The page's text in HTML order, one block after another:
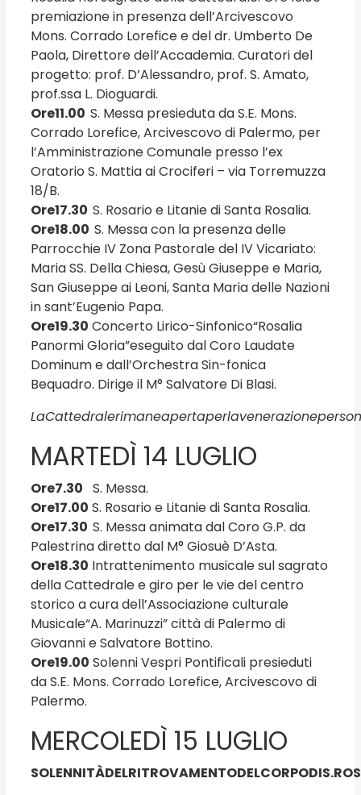
premiazione in presenza dell’Arcivescovo
Mons. Corrado Lorefice e del dr. Umberto De
Paola, Direttore dell’Accademia. Curatori del
progetto: prof. D’Alessandro, prof. S. Amato,
prof.ssa L. Dioguardi.
Ore11.00 S. Messa presieduta da S.E. Mons.
Corrado Lorefice, Arcivescovo di Palermo, per
l’Amministrazione Comu­nale presso l’ex
Oratorio S. Mattia ai Crociferi – via Torremuzza
18/B.
Ore17.30 S. Rosario e Litanie di Santa Rosalia.
Ore18.00 S. Messa con la presenza delle
Parrocchie IV Zona Pastorale del IV Vicariato:
Maria SS. Della Chiesa, Gesù Giuseppe e Maria,
San Giuseppe ai Leoni, Santa Maria delle Nazioni
in sant’Eugenio Papa.
Ore19.30 Concerto Lirico-Sinfonico“Rosalia
Panormi Gloria”eseguito dal Coro Laudate
Dominum e dall’Orchestra Sin-fonica
Bequadro. Dirige il M° Salvatore Di Blasi.
LaCattedralerimaneapertaperlavenerazione
MARTEDÌ 14 LUGLIO
Ore7.30 S. Messa.
Ore17.00 S. Rosario e Litanie di Santa Rosalia.
Ore17.30 S. Messa animata dal Coro G.P. da
Palestrina diretto dal M° Giosuè D’Asta.
Ore18.30 Intrattenimento musicale sul sagrato
della Cattedrale e giro per le vie del centro
storico a cura dell’Associazione culturale
Musicale“A. Marinuzzi” città di Palermo di
Giovanni e Salvatore Bottino.
Ore19.00 Solenni Vespri Pontificali presieduti
da S.E. Mons. Corrado Lorefice, Arcivescovo di
Palermo.
MERCOLEDÌ 15 LUGLIO
SOLENNITÀDELRITROVAMENTODELCORPODIS.